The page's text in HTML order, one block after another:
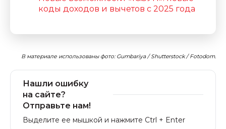
коды доходов и вычетов с 2025 года
В материале использованы фото: Gumbariya / Shutterstock / Fotodom.
Нашли ошибку
на сайте?
Отправьте нам!
Выделите ее мышкой и нажмите Ctrl + Enter